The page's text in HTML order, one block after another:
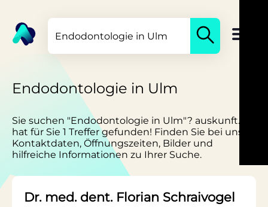
Endodontologie in Ulm
Sie suchen "Endodontologie in Ulm"? auskunft.de
hat für Sie 1 Treffer gefunden! Finden Sie bei uns
Kontaktdaten, Öffnungszeiten, Bilder und
hilfreiche Informationen zu Ihrer Suche.
Dr. med. dent. Florian Schraivogel